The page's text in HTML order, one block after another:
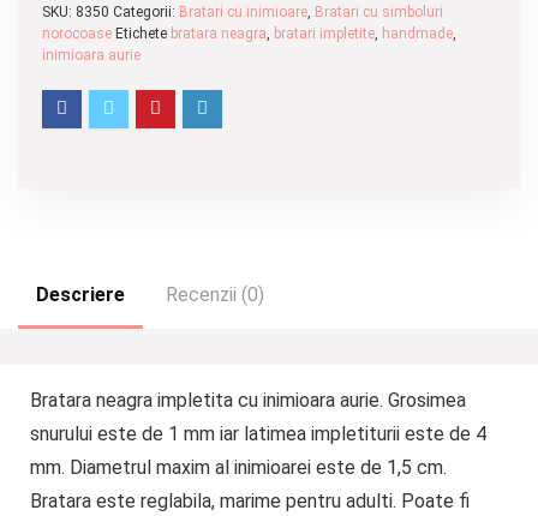
SKU: 8350 Categorii: Bratari cu inimioare, Bratari cu simboluri
norocoase Etichete bratara neagra, bratari impletite, handmade,
inimioara aurie
Descriere Recenzii (0)
Bratara neagra impletita cu inimioara aurie. Grosimea
snurului este de 1 mm iar latimea impletiturii este de 4
mm. Diametrul maxim al inimioarei este de 1,5 cm.
Bratara este reglabila, marime pentru adulti. Poate fi